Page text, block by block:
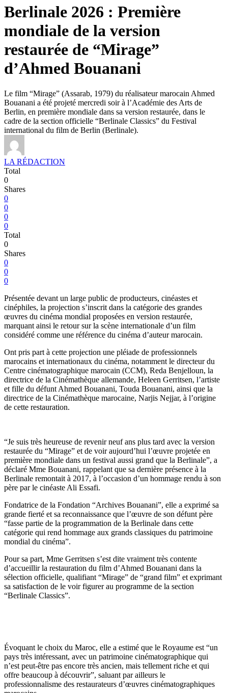
Berlinale 2026 : Première
mondiale de la version
restaurée de “Mirage”
d’Ahmed Bouanani
Le film “Mirage” (Assarab, 1979) du réalisateur marocain Ahmed
Bouanani a été projeté mercredi soir à l’Académie des Arts de
Berlin, en première mondiale dans sa version restaurée, dans le
cadre de la section officielle “Berlinale Classics” du Festival
international du film de Berlin (Berlinale).
LA RÉDACTION
Total
0
Shares
0
0
0
0
Total
0
Shares
0
0
0
Présentée devant un large public de producteurs, cinéastes et
cinéphiles, la projection s’inscrit dans la catégorie des grandes
œuvres du cinéma mondial proposées en version restaurée,
marquant ainsi le retour sur la scène internationale d’un film
considéré comme une référence du cinéma d’auteur marocain.
Ont pris part à cette projection une pléiade de professionnels
marocains et internationaux du cinéma, notamment le directeur du
Centre cinématographique marocain (CCM), Reda Benjelloun, la
directrice de la Cinémathèque allemande, Heleen Gerritsen, l’artiste
et fille du défunt Ahmed Bouanani, Touda Bouanani, ainsi que la
directrice de la Cinémathèque marocaine, Narjis Nejjar, à l’origine
de cette restauration.
“Je suis très heureuse de revenir neuf ans plus tard avec la version
restaurée du “Mirage” et de voir aujourd’hui l’œuvre projetée en
première mondiale dans un festival aussi grand que la Berlinale”, a
déclaré Mme Bouanani, rappelant que sa dernière présence à la
Berlinale remontait à 2017, à l’occasion d’un hommage rendu à son
père par le cinéaste Ali Essafi.
Fondatrice de la Fondation “Archives Bouanani”, elle a exprimé sa
grande fierté et sa reconnaissance que l’œuvre de son défunt père
“fasse partie de la programmation de la Berlinale dans cette
catégorie qui rend hommage aux grands classiques du patrimoine
mondial du cinéma”.
Pour sa part, Mme Gerritsen s’est dite vraiment très contente
d’accueillir la restauration du film d’Ahmed Bouanani dans la
sélection officielle, qualifiant “Mirage” de “grand film” et exprimant
sa satisfaction de le voir figurer au programme de la section
“Berlinale Classics”.
Évoquant le choix du Maroc, elle a estimé que le Royaume est “un
pays très intéressant, avec un patrimoine cinématographique qui
n’est peut-être pas encore très ancien, mais tellement riche et qui
offre beaucoup à découvrir”, saluant par ailleurs le
professionnalisme des restaurateurs d’œuvres cinématographiques